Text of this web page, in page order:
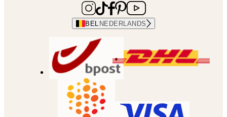
BEL NEDERLANDS